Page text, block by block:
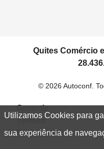
Utilizamos Cookies para
sua experiência de
Quites Comércio
© 2026 Autoconf.
Garantia
Termos
Privacidade